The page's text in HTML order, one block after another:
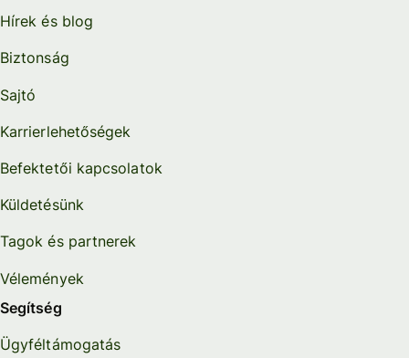
Hírek és blog
Biztonság
Sajtó
Karrierlehetőségek
Befektetői kapcsolatok
Küldetésünk
Tagok és partnerek
Vélemények
Segítség
Ügyféltámogatás